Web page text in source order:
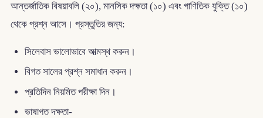
আন্তর্জাতিক বিষয়াবলি (২০), মানসিক দক্ষতা (১০) এবং গাণিতিক যুক্তি (১০)
থেকে প্রশ্ন আসে। প্রস্তুতির জন্য:
সিলেবাস ভালোভাবে আত্মস্থ করুন।
বিগত সালের প্রশ্ন সমাধান করুন।
প্রতিদিন নিয়মিত পরীক্ষা দিন।
ভাষাগত দক্ষতা-